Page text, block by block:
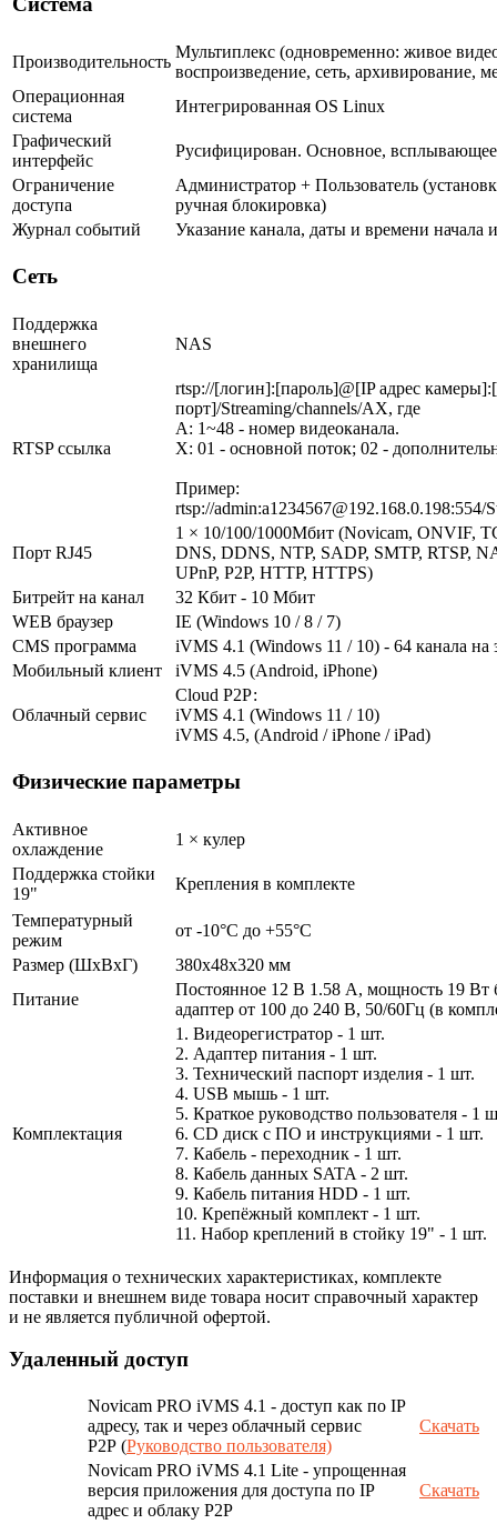
Производительность
Мультиплекс (одновременно: живое
воспроизведение, сеть, архивирование,
Операционная
система
Интегрированная OS Linux
Графический
интерфейс
Русифицирован. Основное,
Ограничение
доступа
Администратор + Пользователь
ручная блокировка)
Журнал событий
Указание канала, даты и времени начала
Сеть
Поддержка
внешнего
хранилища
NAS
RTSP ссылка
rtsp://[логин]:[пароль]@[IP адрес
порт]/Streaming/channels/AX, где
A: 1~48 - номер видеоканала.
X: 01 - основной поток; 02 -
Пример:
rtsp://admin:a1234567@192.168.0.198:554/
Порт RJ45
1 × 10/100/1000Мбит (Novicam, ONVIF,
DNS, DDNS, NTP, SADP, SMTP, RTSP,
UPnP, P2P, HTTP, HTTPS)
Битрейт на канал
32 Кбит - 10 Мбит
WEB браузер
IE (Windows 10 / 8 / 7)
CMS программа
iVMS 4.1 (Windows 11 / 10) - 64 канала на
Мобильный клиент
iVMS 4.5 (Android, iPhone)
Облачный сервис
Cloud Р2Р:
iVMS 4.1 (Windows 11 / 10)
iVMS 4.5, (Android / iPhone / iPad)
Физические параметры
Активное
охлаждение
1 × кулер
Поддержка стойки
19"
Крепления в комплекте
Температурный
режим
от -10°C до +55°C
Размер (ШxВxГ)
380x48x320 мм
Питание
Постоянное 12 В 1.58 А, мощность 19 Вт
адаптер от 100 до 240 В, 50/60Гц (в
Комплектация
1. Видеорегистратор - 1 шт.
2. Адаптер питания - 1 шт.
3. Технический паспорт изделия - 1 шт.
4. USB мышь - 1 шт.
5. Краткое руководство пользователя - 1
6. CD диск с ПО и инструкциями - 1 шт.
7. Кабель - переходник - 1 шт.
8. Кабель данных SATA - 2 шт.
9. Кабель питания HDD - 1 шт.
10. Крепёжный комплект - 1 шт.
11. Набор креплений в стойку 19" - 1 шт.
Информация о технических характеристиках, комплекте
поставки и внешнем виде товара носит справочный характер
и не является публичной офертой.
Удаленный доступ
Novicam PRO iVMS 4.1 - доступ как по IP
адресу, так и через облачный сервис
P2P (Руководство пользователя)
Скачать
Novicam PRO iVMS 4.1 Lite - упрощенная
версия приложения для доступа по IP
адрес и облаку P2P
Скачать